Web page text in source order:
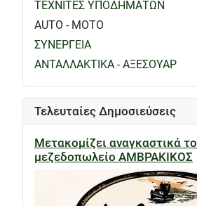
ΤΕΧΝΙΤΕΣ ΥΠΟΔΗΜΑΤΩΝ
AUTO - MOTO
ΣΥΝΕΡΓΕΙΑ
ΑΝΤΑΛΛΑΚΤΙΚΑ - ΑΞΕΣΟΥΑΡ
Τελευταίες Δημοσιεύσεις
Μετακομίζει αναγκαστικά το
μεζεδοπωλείο ΑΜΒΡΑΚΙΚΟΣ